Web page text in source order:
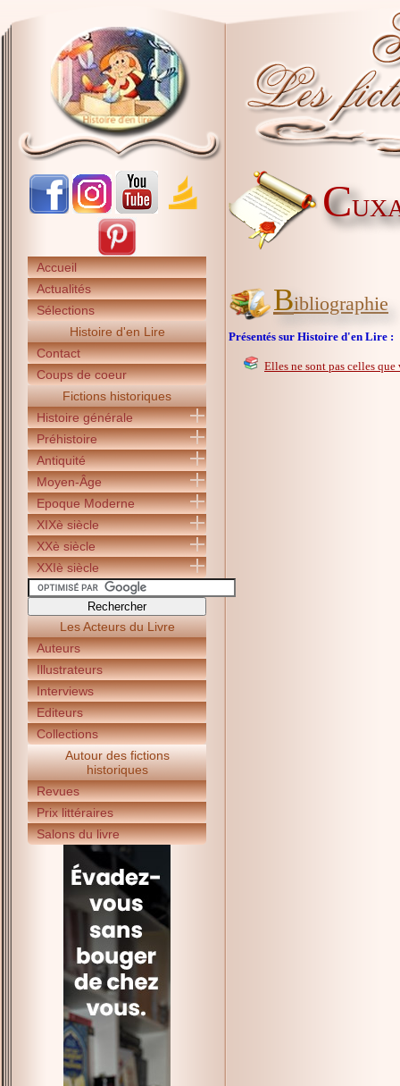
Accueil
Actualités
Sélections
Histoire d'en Lire
Contact
Coups de coeur
Fictions historiques
Histoire générale
Préhistoire
Antiquité
Moyen-Âge
Epoque Moderne
XIXè siècle
XXè siècle
XXIè siècle
Les Acteurs du Livre
Auteurs
Illustrateurs
Interviews
Editeurs
Collections
Autour des fictions
historiques
Revues
Prix littéraires
Salons du livre
C
Bibliographie
Présentés sur Histoire d'en Lire :
Elles ne sont pas celles